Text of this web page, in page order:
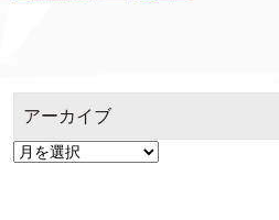
アーカイブ
ア